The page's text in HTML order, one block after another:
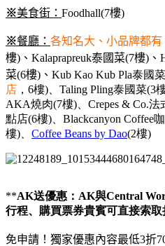
※美食街： Foodhall(7樓)
※餐廳： 各知名大、小品牌都
樓)、Kalaprapreuk泰國菜(7樓)、
菜(6樓)、 Kub Kao Kub Pla泰國
店 ，6樓)、Taling Pling泰國菜(3
AKA燒肉(7樓)、Crepes & Co.法
點店(6樓)、Blackcanyon Coffee
樓)、 Coffee Beans by Dao(2樓)
**AK送優惠：AK與Central
行程、購買票券貴賓可直接索取
免申請！獨家優惠內容最低3折